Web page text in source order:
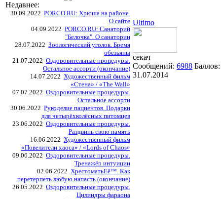
Недавнее:
30.09.2022 PORCO.RU: Хрюша на районе.
О сайте
04.09.2022 PORCO.RU: Санаторий
"Белочка". О санатории
28.07.2022 Зоологический уголок. Бремя
обезьяны
21.07.2022 Оздоровительные процедуры.
Остальное ассорти (окончание)
14.07.2022 Художественный фильм
«Стена» / «The Wall»
07.07.2022 Оздоровительные процедуры.
Остальное ассорти
30.06.2022 Рукоделие пациентов. Подарки
для четырёхколёсных питомцев
23.06.2022 Оздоровительные процедуры.
Раздвинь свою память
16.06.2022 Художественный фильм
«Повелители хаоса» / «Lords of Chaos»
09.06.2022 Оздоровительные процедуры.
Тренажёр интуиции
02.06.2022 ХрестоматьЕё™. Как
перетерпеть любую напасть (окончание)
26.05.2022 Оздоровительные процедуры.
Цилиндры фараона
Ultimo
секач
Сообщений: 6988
31.07.2014